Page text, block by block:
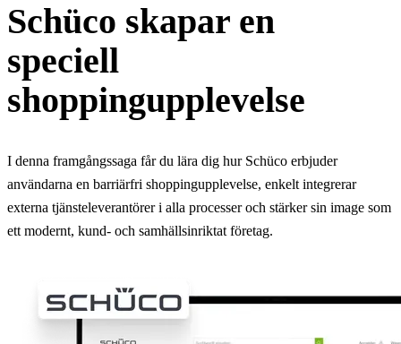
Schüco skapar en
speciell
shoppingupplevelse
I denna framgångssaga får du lära dig hur Schüco erbjuder
användarna en barriärfri shoppingupplevelse, enkelt integrerar
externa tjänsteleverantörer i alla processer och stärker sin image som
ett modernt, kund- och samhällsinriktat företag.